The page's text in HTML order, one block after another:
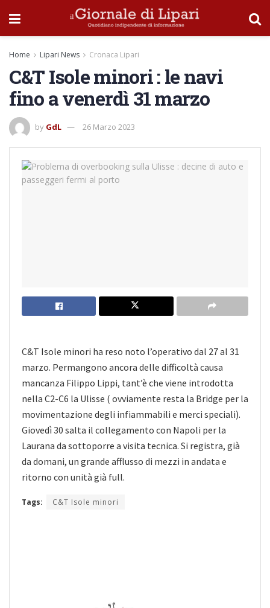
Home Lipari News Cronaca Lipari
C&T Isole minori : le navi
fino a venerdì 31 marzo
by GdL 26 Marzo 2023
C&T Isole minori ha reso noto l’operativo dal 27 al 31
marzo. Permangono ancora delle difficoltà causa
mancanza Filippo Lippi, tant’è che viene introdotta
nella C2-C6 la Ulisse ( ovviamente resta la Bridge per la
movimentazione degli infiammabili e merci speciali).
Giovedì 30 salta il collegamento con Napoli per la
Laurana da sottoporre a visita tecnica. Si registra, già
da domani, un grande afflusso di mezzi in andata e
ritorno con unità già full.
Tags: C&T Isole minori